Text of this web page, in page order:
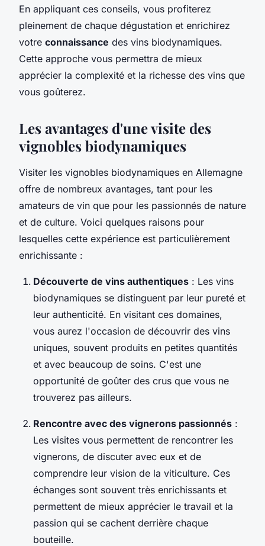
En appliquant ces conseils, vous profiterez
pleinement de chaque dégustation et enrichirez
votre connaissance des vins biodynamiques.
Cette approche vous permettra de mieux
apprécier la complexité et la richesse des vins que
vous goûterez.
Les avantages d'une visite des
vignobles biodynamiques
Visiter les vignobles biodynamiques en Allemagne
offre de nombreux avantages, tant pour les
amateurs de vin que pour les passionnés de nature
et de culture. Voici quelques raisons pour
lesquelles cette expérience est particulièrement
enrichissante :
Découverte de vins authentiques : Les vins
biodynamiques se distinguent par leur pureté et
leur authenticité. En visitant ces domaines,
vous aurez l'occasion de découvrir des vins
uniques, souvent produits en petites quantités
et avec beaucoup de soins. C'est une
opportunité de goûter des crus que vous ne
trouverez pas ailleurs.
Rencontre avec des vignerons passionnés :
Les visites vous permettent de rencontrer les
vignerons, de discuter avec eux et de
comprendre leur vision de la viticulture. Ces
échanges sont souvent très enrichissants et
permettent de mieux apprécier le travail et la
passion qui se cachent derrière chaque
bouteille.